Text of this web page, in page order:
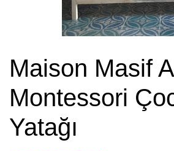
Maison Masif
Montessori
Yatağı